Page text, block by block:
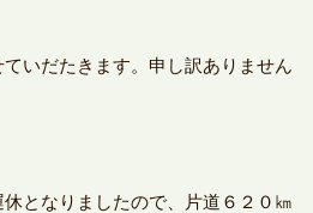
いだたきます。申し訳ありません
となりましたので、片道６２０㎞